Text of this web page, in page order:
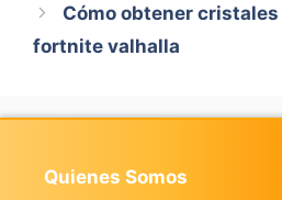
Cómo obtener cristales
fortnite valhalla
Quienes Somos